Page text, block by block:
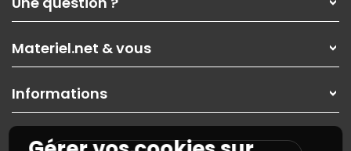
Nos services
Les magasins Materiel.net
Nos solutions pour les pros
Contactez-nous
Paiement, livraison
Garanties,Pack Zen
SAV, demander un retour
Informations
Materiel.net & vous
On rachète votre carte graphique
PC sur mesure : Votre RDV personnalisé
Notre démarche écologique
Informations
Plan du site
Nos marques